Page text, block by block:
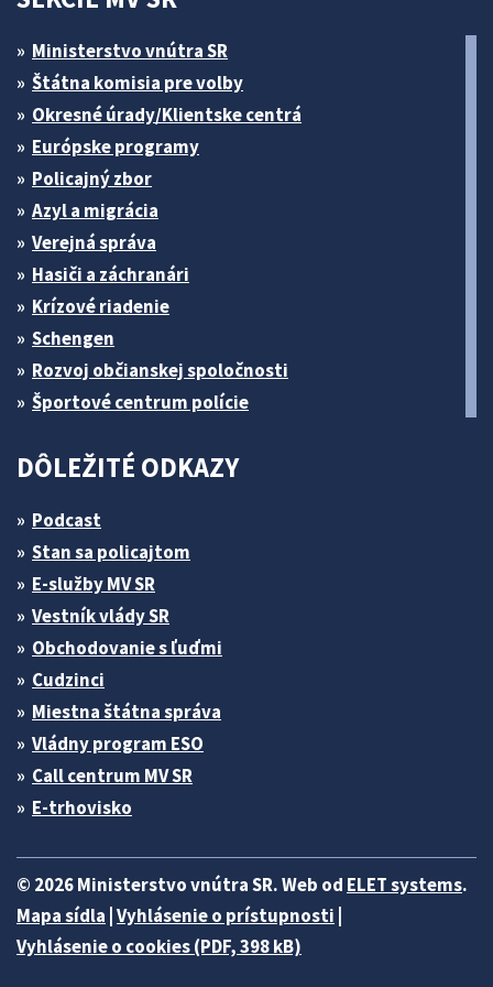
Ministerstvo vnútra SR
Štátna komisia pre volby
Okresné úrady/Klientske centrá
Európske programy
Policajný zbor
Azyl a migrácia
Verejná správa
Hasiči a záchranári
Krízové riadenie
Schengen
Rozvoj občianskej spoločnosti
Športové centrum polície
DÔLEŽITÉ ODKAZY
Podcast
Stan sa policajtom
E-služby MV SR
Vestník vlády SR
Obchodovanie s ľuďmi
Cudzinci
Miestna štátna správa
Vládny program ESO
Call centrum MV SR
E-trhovisko
© 2026 Ministerstvo vnútra SR. Web od ELET systems.
Mapa sídla Vyhlásenie o prístupnosti
Vyhlásenie o cookies (PDF, 398 kB)